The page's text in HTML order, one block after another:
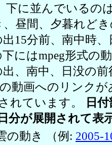
下に並んでいるの
、昼間、夕暮れど
15分前、南中時
にはmpeg形式の
、南中、日没の
動画へのリンク
れています。
日
分が展開されて表
の動き （例: 2005-